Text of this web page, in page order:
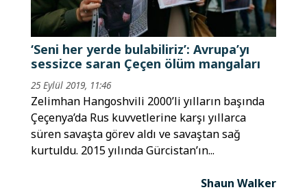
‘Seni her yerde bulabiliriz’: Avrupa’yı
sessizce saran Çeçen ölüm mangaları
25 Eylül 2019, 11:46
Zelimhan Hangoshvili 2000’li yılların başında
Çeçenya’da Rus kuvvetlerine karşı yıllarca
süren savaşta görev aldı ve savaştan sağ
kurtuldu. 2015 yılında Gürcistan’ın...
Shaun Walker